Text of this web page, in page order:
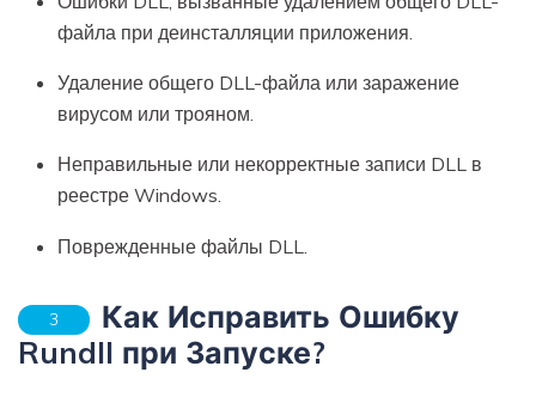
файла при деинсталляции приложения.
Удаление общего DLL-файла или заражение
вирусом или трояном.
Неправильные или некорректные записи DLL в
реестре Windows.
Поврежденные файлы DLL.
3
Как Исправить Ошибку
Rundll при Запуске?